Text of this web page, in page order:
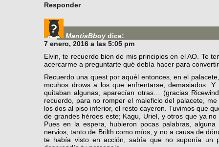
Responder
MantisBboy dice:
7 enero, 2016 a las 5:05 pm
Elvin, te recuerdo bien de mis principios en el AO. Te
acercarme a preguntarte qué debía hacer para
Recuerdo una quest por aquél entonces, en el
mcuhos drows a los que enfrentarse, demasiados.
quitaban algunas, aparecían otras… (gracias
recuerdo, para no romper el maleficio del palacete,
los dos al piso inferior, el resto cayeron. Tuvimos que
de grandes héroes este; Kagu, Uriel, y otros que ya
Pues en la espera, hubieron pocas palabras,
nervios, tanto de Brilth como míos, y no a causa de
te había visto en acción, sabía que no suponía un